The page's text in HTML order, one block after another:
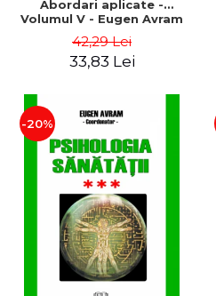
Abordari aplicate -
Volumul V - Eugen Avram
42,29 Lei
33,83 Lei
-20%